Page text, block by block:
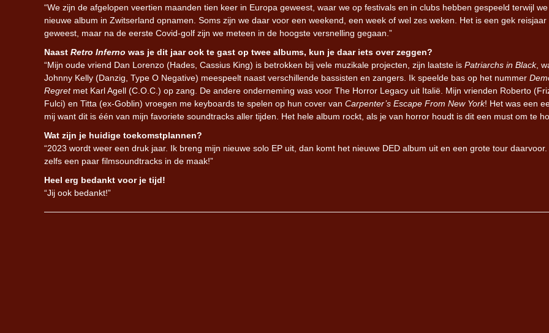
“We zijn de afgelopen veertien maanden tien keer in Europa geweest, waar we op festivals en in clubs hebben gespeeld terwijl
nieuwe album in Zwitserland opnamen. Soms zijn we daar voor een weekend, een week of wel zes weken. Het is een gek reisjaar
geweest, maar na de eerste Covid-golf zijn we meteen in de hoogste versnelling gegaan.”
Naast Retro Inferno was je dit jaar ook te gast op twee albums, kun je daar iets over zeggen?
“Mijn oude vriend Dan Lorenzo (Hades, Cassius King) is betrokken bij vele muzikale projecten, zijn laatste is Patriarchs in Black,
Johnny Kelly (Danzig, Type O Negative) meespeelt naast verschillende bassisten en zangers. Ik speelde bas op het nummer
Regretmet Karl Agell (C.O.C.) op zang. De andere onderneming was voor The Horror Legacy uit Italië. Mijn vrienden Roberto
Fulci) en Titta (ex-Goblin) vroegen me keyboards te spelen op hun cover van Carpenter’s Escape From New York! Het was een
mij want dit is één van mijn favoriete soundtracks aller tijden. Het hele album rockt, als je van horror houdt is dit een must om te
Wat zijn je huidige toekomstplannen?
“2023 wordt weer een druk jaar. Ik breng mijn nieuwe solo EP uit, dan komt het nieuwe DED album uit en een grote tour
zelfs een paar filmsoundtracks in de maak!”
Heel erg bedankt voor je tijd!
“Jij ook bedankt!”